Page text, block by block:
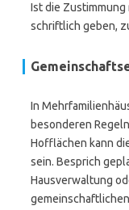
Ist die
schriftlich geben,
In
besonderen
Hofflächen kann
sein. Besprich
Hausverwaltung